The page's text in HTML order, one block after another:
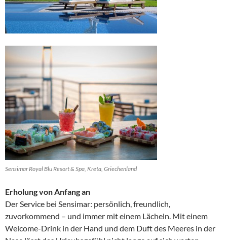
Sensimar Royal Blu Resort & Spa, Kreta, Griechenland
Erholung von Anfang an
Der Service bei Sensimar: persönlich, freundlich,
zuvorkommend – und immer mit einem Lächeln. Mit einem
Welcome-Drink in der Hand und dem Duft des Meeres in der